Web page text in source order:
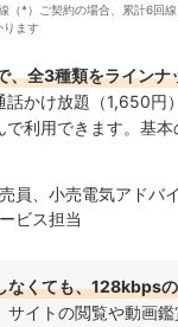
（*）ご契約の場合、累計6回
ります
、全3種類をラインナ
かけ放題（1,650円
利用できます。基本
員、小売電気アドバ
ビス担当
なくても、128kbps
サイトの閲覧や動画